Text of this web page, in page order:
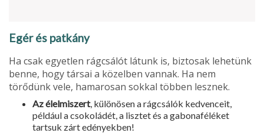
Egér és patkány
Ha csak egyetlen rágcsálót látunk is, biztosak lehetünk
benne, hogy társai a közelben vannak. Ha nem
törődünk vele, hamarosan sokkal többen lesznek.
Az élelmiszert, különösen a rágcsálók kedvenceit,
például a csokoládét, a lisztet és a gabonaféléket
tartsuk zárt edényekben!